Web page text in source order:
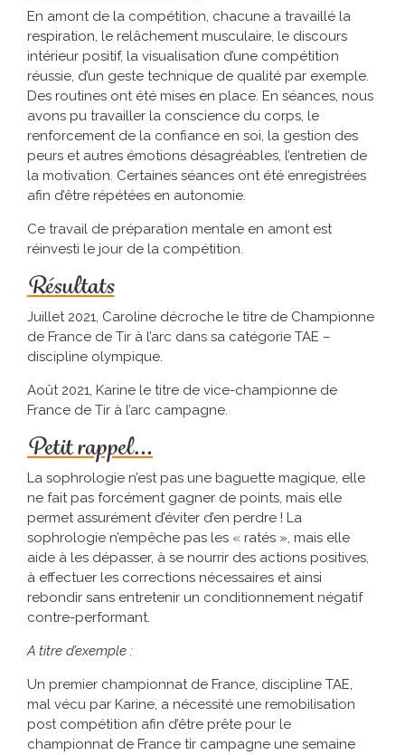
En amont de la compétition, chacune a travaillé la
respiration, le relâchement musculaire, le discours
intérieur positif, la visualisation d’une compétition
réussie, d’un geste technique de qualité par exemple.
Des routines ont été mises en place. En séances, nous
avons pu travailler la conscience du corps, le
renforcement de la confiance en soi, la gestion des
peurs et autres émotions désagréables, l’entretien de
la motivation. Certaines séances ont été enregistrées
afin d’être répétées en autonomie.
Ce travail de préparation mentale en amont est
réinvesti le jour de la compétition.
Résultats
Juillet 2021, Caroline décroche le titre de Championne
de France de Tir à l’arc dans sa catégorie TAE –
discipline olympique.
Août 2021, Karine le titre de vice-championne de
France de Tir à l’arc campagne.
Petit rappel…
La sophrologie n’est pas une baguette magique, elle
ne fait pas forcément gagner de points, mais elle
permet assurément d’éviter d’en perdre ! La
sophrologie n’empêche pas les « ratés », mais elle
aide à les dépasser, à se nourrir des actions positives,
à effectuer les corrections nécessaires et ainsi
rebondir sans entretenir un conditionnement négatif
contre-performant.
A titre d’exemple :
Un premier championnat de France, discipline TAE,
mal vécu par Karine, a nécessité une remobilisation
post compétition afin d’être prête pour le
championnat de France tir campagne une semaine